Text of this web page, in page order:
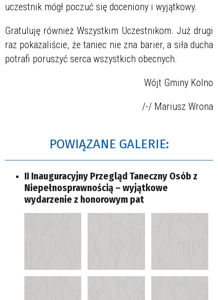
uczestnik mógł poczuć się doceniony i wyjątkowy.
Gratuluję również Wszystkim Uczestnikom. Już drugi
raz pokazaliście, że taniec nie zna barier, a siła ducha
potrafi poruszyć serca wszystkich obecnych.
Wójt Gminy Kolno
/-/ Mariusz Wrona
POWIĄZANE GALERIE:
II Inauguracyjny Przegląd Taneczny Osób z
Niepełnosprawnością – wyjątkowe
wydarzenie z honorowym pat